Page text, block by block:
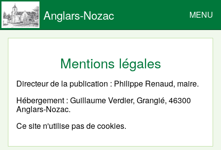
Anglars-Nozac MENU
Mentions légales
Directeur de la publication : Philippe Renaud, maire.
Hébergement : Guillaume Verdier, Grangié, 46300
Anglars-Nozac.
Ce site n'utilise pas de cookies.